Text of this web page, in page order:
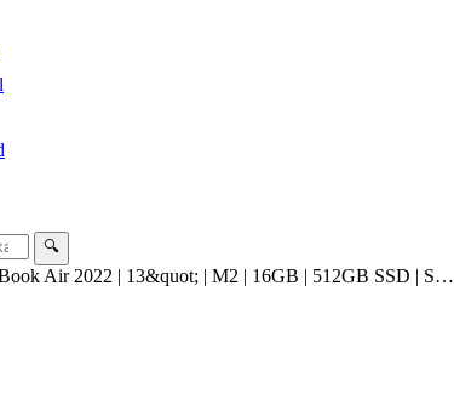
🔍
Air 2022 | 13&quot; | M2 | 16GB | 512GB SSD | S…